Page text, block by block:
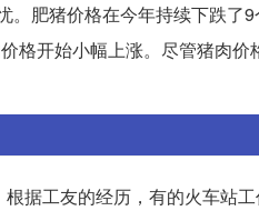
肥猪价格在今年持续下跌了
格开始小幅上涨。尽管猪肉
据工友的经历，有的火车站